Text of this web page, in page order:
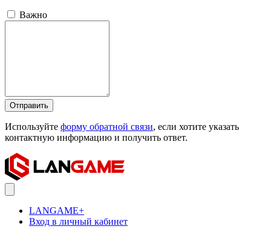
Важно
Отправить
Используйте форму обратной связи, если хотите указать
контактную информацию и получить ответ.
LANGAME+
Вход в личный кабинет